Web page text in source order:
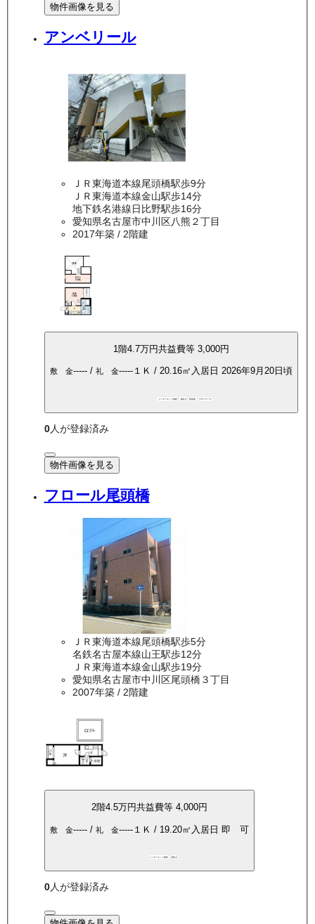
物件画像を見る
アンベリール
ＪＲ東海道本線尾頭橋駅歩9分
ＪＲ東海道本線金山駅歩14分
地下鉄名港線日比野駅歩16分
愛知県名古屋市中川区八熊２丁目
2017年築/ 2階建
1階4.7万円共益費等 3,000円
敷 金-----/ 礼 金-----１Ｋ / 20.16㎡ 入居日 2026年9月20日頃
インターネット無料 敷礼0 角部屋 デザイナーズ
0人が登録済み
物件画像を見る
フロール尾頭橋
ＪＲ東海道本線尾頭橋駅歩5分
名鉄名古屋本線山王駅歩12分
ＪＲ東海道本線金山駅歩19分
愛知県名古屋市中川区尾頭橋３丁目
2007年築/ 2階建
2階4.5万円共益費等 4,000円
敷 金-----/ 礼 金-----１Ｋ / 19.20㎡ 入居日 即 可
インターネット無料 敷礼0
0人が登録済み